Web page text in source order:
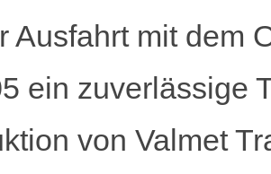
Ausfahrt mit dem
ein zuverlässige
von Valmet